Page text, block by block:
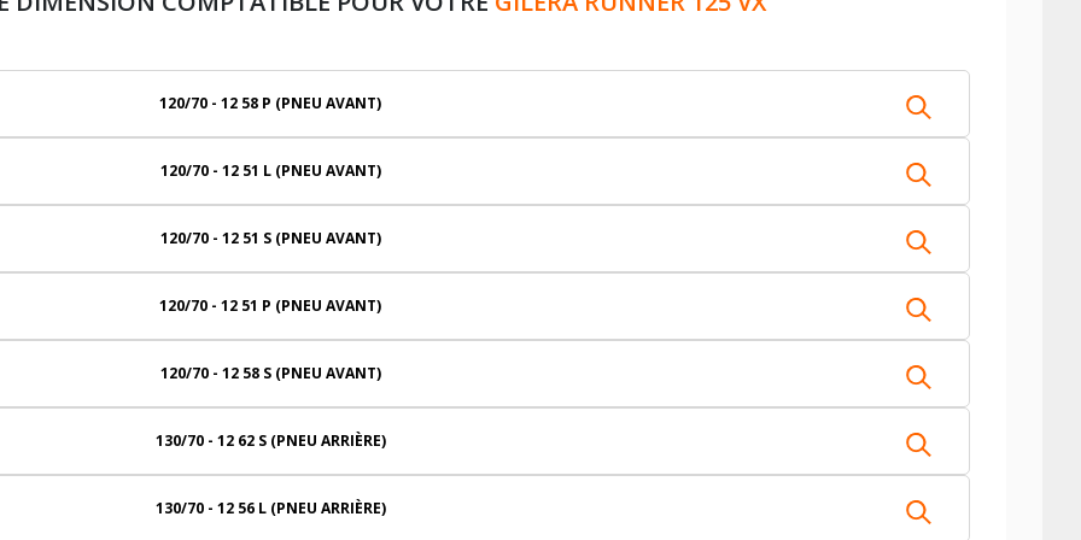
120/70 - 12 58 P (PNEU AVANT)
120/70 - 12 51 L (PNEU AVANT)
120/70 - 12 51 S (PNEU AVANT)
120/70 - 12 51 P (PNEU AVANT)
120/70 - 12 58 S (PNEU AVANT)
130/70 - 12 62 S (PNEU ARRIÈRE)
130/70 - 12 56 L (PNEU ARRIÈRE)